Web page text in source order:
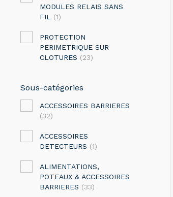
MODULES RELAIS SANS
FIL (1)
PROTECTION
PERIMETRIQUE SUR
CLOTURES (23)
Sous-catégories
ACCESSOIRES BARRIERES
(32)
ACCESSOIRES
DETECTEURS (1)
ALIMENTATIONS,
POTEAUX & ACCESSOIRES
BARRIERES (33)